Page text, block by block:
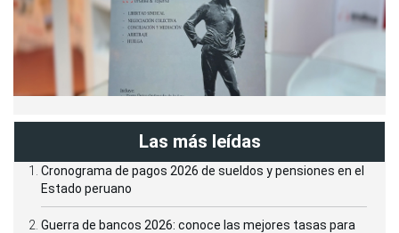
Las más leídas
Cronograma de pagos 2026 de sueldos y pensiones en el
Estado peruano
Guerra de bancos 2026: conoce las mejores tasas para